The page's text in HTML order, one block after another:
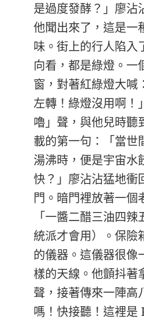
是過度發酵？」廖沾
他聞出來了，這是一
味。街上的行人陷入
向看，都是綠燈。一
窗，對著紅綠燈大喊
左轉！綠燈沒用啊！
嚕」聲，與他兒時聽
載的第一句：「當世
湯沸時，便是宇宙
快？」廖沾沾猛地衝
門。暗門裡放著一個
「一醬二醋三油四
統派才會用）。保險
的儀器。這儀器很像
樣的天線。他顫抖
聲，接著傳來一陣高
嗎！快接聽！這裡是